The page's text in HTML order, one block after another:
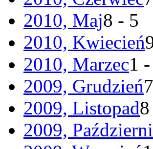
2010, Maj8 - 5
2010, Kwiecień
2010, Marzec1
2009, Grudzień
2009, Listopad
2009,